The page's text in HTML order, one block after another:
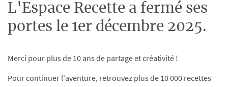
L'Espace Recette a fermé ses
portes le 1er décembre 2025.
Merci pour plus de 10 ans de partage et créativité !
Pour continuer l'aventure, retrouvez plus de 10 000 recettes